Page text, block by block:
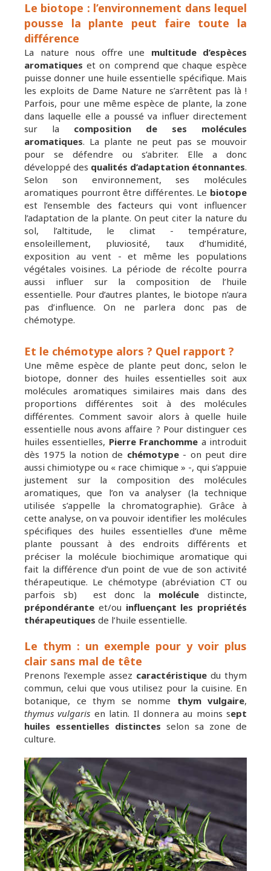
Le biotope : l’environnement dans lequel
pousse la plante peut faire toute la
différence
La nature nous offre une multitude d’espèces
aromatiques et on comprend que chaque espèce
puisse donner une huile essentielle spécifique. Mais
les exploits de Dame Nature ne s’arrêtent pas là !
Parfois, pour une même espèce de plante, la zone
dans laquelle elle a poussé va influer directement
sur la composition de ses molécules
aromatiques. La plante ne peut pas se mouvoir
pour se défendre ou s’abriter. Elle a donc
développé des qualités d’adaptation étonnantes.
Selon son environnement, ses molécules
aromatiques pourront être différentes. Le biotope
est l’ensemble des facteurs qui vont influencer
l’adaptation de la plante. On peut citer la nature du
sol, l’altitude, le climat - température,
ensoleillement, pluviosité, taux d’humidité,
exposition au vent - et même les populations
végétales voisines. La période de récolte pourra
aussi influer sur la composition de l’huile
essentielle. Pour d’autres plantes, le biotope n’aura
pas d’influence. On ne parlera donc pas de
chémotype.
Et le chémotype alors ? Quel rapport ?
Une même espèce de plante peut donc, selon le
biotope, donner des huiles essentielles soit aux
molécules aromatiques similaires mais dans des
proportions différentes soit à des molécules
différentes. Comment savoir alors à quelle huile
essentielle nous avons affaire ? Pour distinguer ces
huiles essentielles, Pierre Franchomme a introduit
dès 1975 la notion de chémotype- on peut dire
aussi chimiotype ou « race chimique » -, qui s’appuie
justement sur la composition des molécules
aromatiques, que l’on va analyser (la technique
utilisée s’appelle la chromatographie). Grâce à
cette analyse, on va pouvoir identifier les molécules
spécifiques des huiles essentielles d’une même
plante poussant à des endroits différents et
préciser la molécule biochimique aromatique qui
fait la différence d’un point de vue de son activité
thérapeutique. Le chémotype (abréviation CT ou
parfois sb) est donc la molécule distincte,
prépondérante et/ou influençant les propriétés
thérapeutiques de l’huile essentielle.
Le thym : un exemple pour y voir plus
clair sans mal de tête
Prenons l’exemple assez caractéristique du thym
commun, celui que vous utilisez pour la cuisine. En
botanique, ce thym se nomme thym vulgaire,
thymus vulgaris en latin. Il donnera au moins sept
huiles essentielles distinctes selon sa zone de
culture.